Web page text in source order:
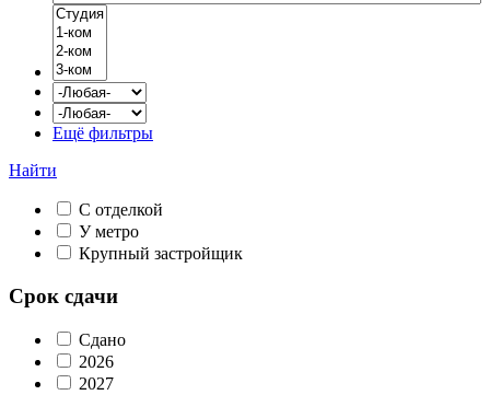
Ещё фильтры
Найти
С отделкой
У метро
Крупный застройщик
Срок сдачи
Сдано
2026
2027